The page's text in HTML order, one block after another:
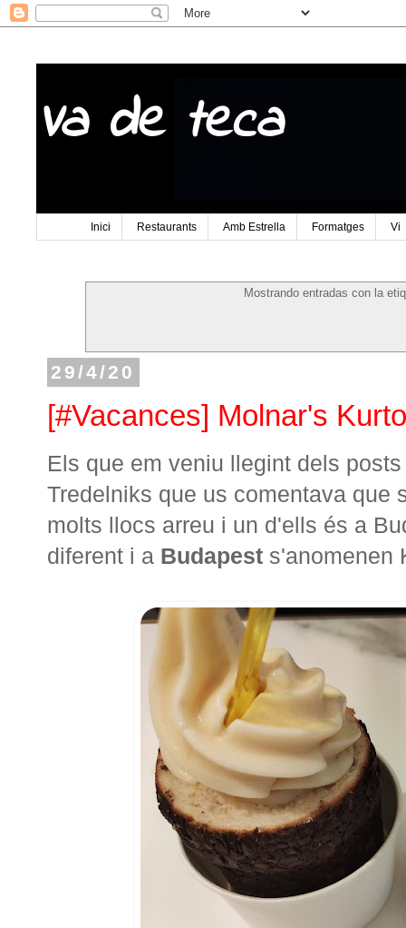
Va de teca
Inici Restaurants Amb Estrella Formatges Vi
Mostrando entradas con la
29/4/20
[#Vacances] Molnar's
Els que em veniu llegint dels
Tredelniks que us comentava que
molts llocs arreu i un d'ells és a
diferent i a Budapest s'anomenen